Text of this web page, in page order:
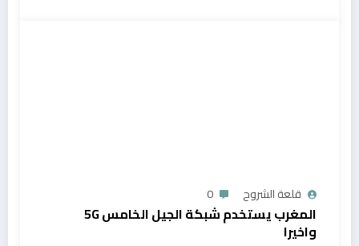
قلعة الشروح 0
المغرب يستخدم شبكة الجيل الخامس 5G
واخيرا